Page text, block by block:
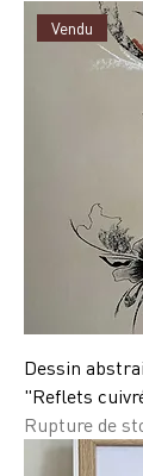
Vendu
Dessin
"Reflets
Rupture de